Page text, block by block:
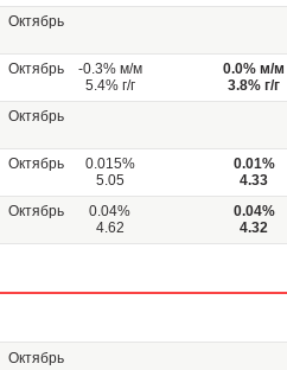
Октябрь
Октябрь
-0.3% м/м
5.4% г/г
0.0% м/м
3.8% г/г
Октябрь
Октябрь
0.015%
5.05
0.01%
4.33
Октябрь
0.04%
4.62
0.04%
4.32
Октябрь